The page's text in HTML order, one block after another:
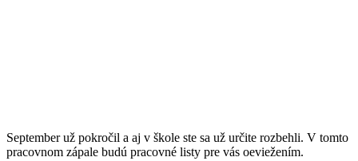
September už pokročil a aj v škole ste sa už určite rozbehli. V tomto
pracovnom zápale budú pracovné listy pre vás oeviežením.